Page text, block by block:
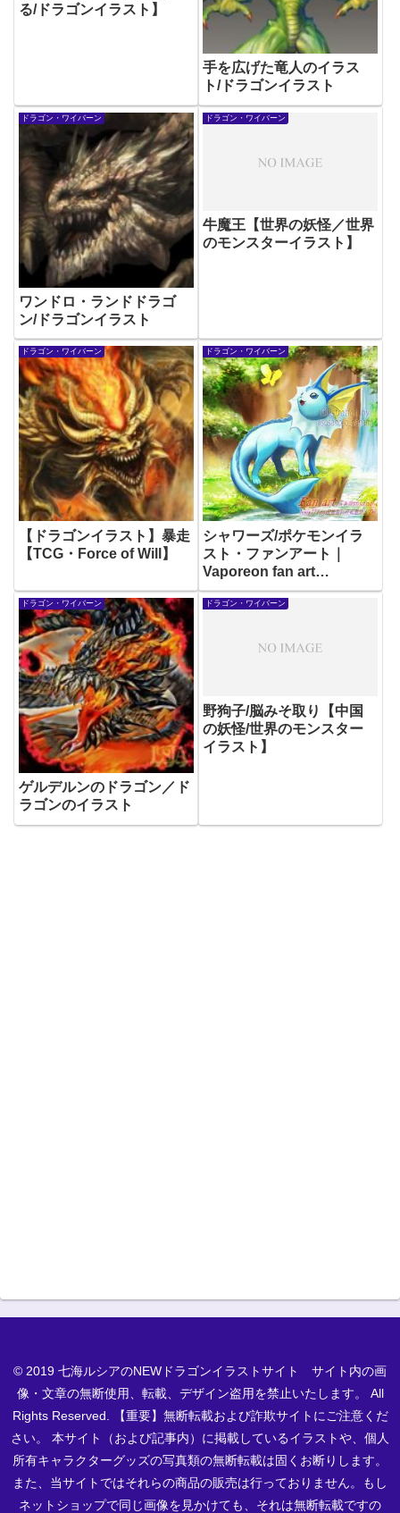
る/ドラゴンイラスト】
手を広げた竜人のイラス
ト/ドラゴンイラスト
ドラゴン・ワイバーン
ワンドロ・ランドドラゴ
ン/ドラゴンイラスト
ドラゴン・ワイバーン
牛魔王【世界の妖怪／世界
のモンスターイラスト】
ドラゴン・ワイバーン
【ドラゴンイラスト】暴走
【TCG・Force of Will】
ドラゴン・ワイバーン
シャワーズ/ポケモンイラ
スト・ファンアート｜
Vaporeon fan art
/Pokémon illustration
ドラゴン・ワイバーン
ゲルデルンのドラゴン／ド
ラゴンのイラスト
ドラゴン・ワイバーン
野狗子/脳みそ取り【中国
の妖怪/世界のモンスター
イラスト】
© 2019 七海ルシアのNEWドラゴンイラストサイト サイト内の画
像・文章の無断使用、転載、デザイン盗用を禁止いたします。 All
Rights Reserved. 【重要】無断転載および詐欺サイトにご注意くだ
さい。 本サイト（および記事内）に掲載しているイラストや、個人
所有キャラクターグッズの写真類の無断転載は固くお断りします。
また、当サイトではそれらの商品の販売は行っておりません。もし
ネットショップで同じ画像を見かけても、それは無断転載ですの